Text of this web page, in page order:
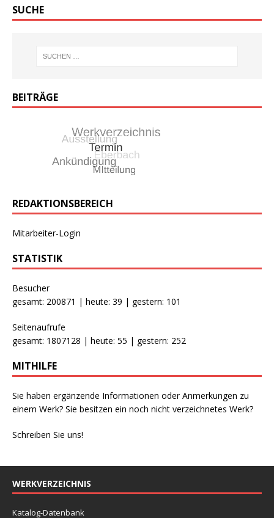
SUCHE
BEITRÄGE
REDAKTIONSBEREICH
Mitarbeiter-Login
STATISTIK
Besucher
gesamt: 200871 | heute: 39 | gestern: 101
Seitenaufrufe
gesamt: 1807128 | heute: 55 | gestern: 252
MITHILFE
Sie haben ergänzende Informationen oder Anmerkungen zu
einem Werk? Sie besitzen ein noch nicht verzeichnetes Werk?
Schreiben Sie uns!
WERKVERZEICHNIS
Katalog-Datenbank